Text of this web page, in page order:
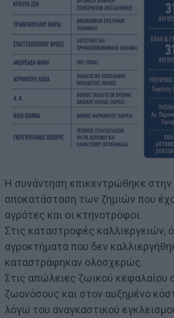
Η συνάντηση επικεντρώθηκε στην
αποκατάσταση των ζημιών που
αγρότες και οι κτηνοτρόφοι.
Στις καταστροφές καλλιεργειών,
αγροκτήματα που δεν
καταστράφηκαν ολοσχερώς.
Στις απώλειες ζωικού κεφαλαίου
ζωονόσους και στον αυξημένο
λόγω του αναγκαστικού